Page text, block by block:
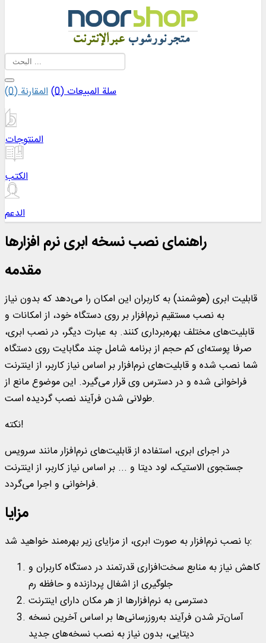
سلة المبيعات (0
)المقارنة (0
)
المنتوجات
الكتب
الدعم
راهنمای نصب نسخه ابری نرم افزارها
مقدمه
قابلیت ابری (هوشمند) به کاربران این امکان را می‌دهد که بدون نیاز
به نصب مستقیم نرم‌افزار بر روی دستگاه خود، از امکانات و
قابلیت‌های مختلف بهره‌برداری کنند. به عبارت دیگر، در نصب ابری،
صرفا پوسته‌ای کم حجم از برنامه شامل چند مگابایت روی دستگاه
شما نصب شده و قابلیت‌های نرم‌افزار بر اساس نیاز کاربر، از اینترنت
فراخوانی شده و در دسترس وی قرار می‌گیرد. این موضوع مانع از
طولانی شدن فرآیند نصب گردیده است.
نکته!
در اجرای ابری، استفاده از قابلیت‌های نرم‌افزار مانند سرویس
جستجوی الاستیک، لود دیتا و ... بر اساس نیاز کاربر، از اینترنت
فراخوانی و اجرا می‌گردد.
مزایا
با نصب نرم‌افزار به صورت ابری، از مزایای زیر بهره‌مند خواهید شد:
کاهش نیاز به منابع سخت‌افزاری قدرتمند در دستگاه‌ کاربران و
جلوگیری از اشغال پردازنده و حافظه رم
دسترسی به نرم‌افزارها از هر مکان دارای اینترنت
آسان‌تر شدن فرآیند به‌روزرسانی‌ها بر اساس آخرین نسخه
دیتایی، بدون نیاز به نصب نسخه‌های جدید